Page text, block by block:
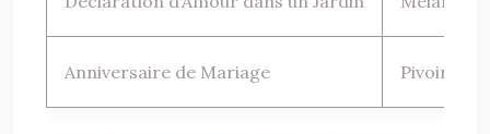
Anniversaire de Mariage Pivoines